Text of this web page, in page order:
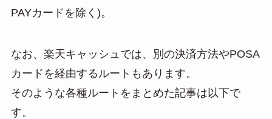
PAYカードを除く)。
なお、楽天キャッシュでは、別の決済方法やPOSA
カードを経由するルートもあります。
そのような各種ルートをまとめた記事は以下で
す。